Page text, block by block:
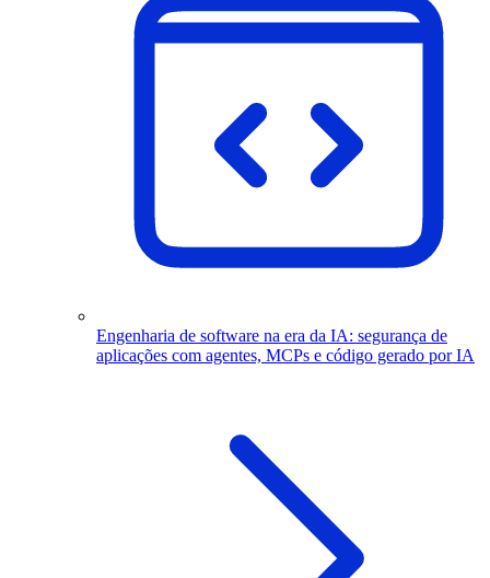
Engenharia de software na era da IA: segurança de
aplicações com agentes, MCPs e código gerado por IA